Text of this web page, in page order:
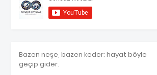
Bazen neşe, bazen keder; hayat böyle
geçip gider.